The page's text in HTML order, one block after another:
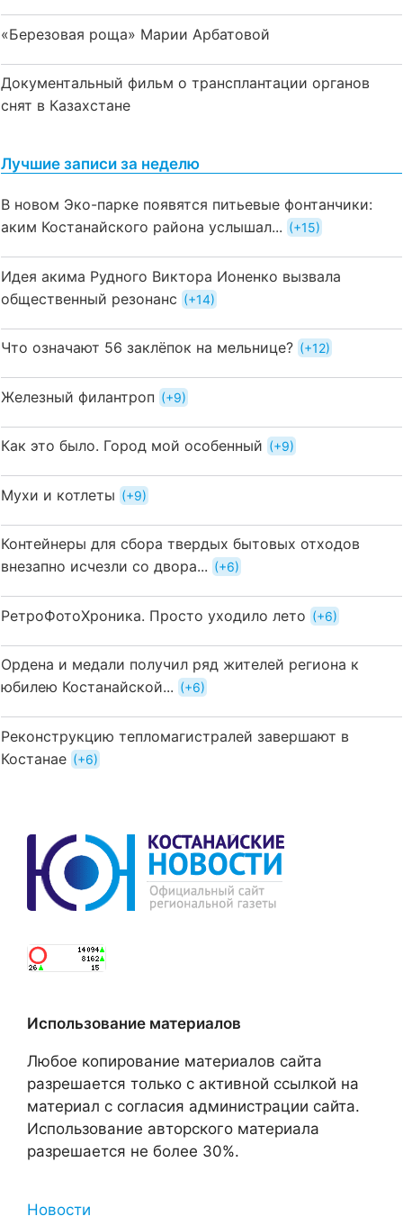
«Березовая роща» Марии Арбатовой
Документальный фильм о трансплантации органов
снят в Казахстане
Лучшие записи за неделю
В новом Эко-парке появятся питьевые фонтанчики:
аким Костанайского района услышал...
+15
Идея акима Рудного Виктора Ионенко вызвала
общественный резонанс
+14
Что означают 56 заклёпок на мельнице? +12
Железный филантроп +9
Как это было. Город мой особенный +9
Мухи и котлеты +9
Контейнеры для сбора твердых бытовых отходов
внезапно исчезли со двора...
+6
РетроФотоХроника. Просто уходило лето +6
Ордена и медали получил ряд жителей региона к
юбилею Костанайской...
+6
Реконструкцию тепломагистралей завершают в
Костанае
+6
Использование материалов
Любое копирование материалов сайта
разрешается только с активной ссылкой на
материал с согласия администрации сайта.
Использование авторского материала
разрешается не более 30%.
Новости